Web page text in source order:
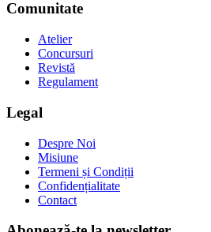
Comunitate
Atelier
Concursuri
Revistă
Regulament
Legal
Despre Noi
Misiune
Termeni și Condiții
Confidențialitate
Contact